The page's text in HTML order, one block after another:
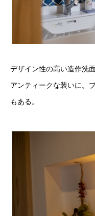
デザイン性の高い造作洗
アンティークな装いに。
もある。